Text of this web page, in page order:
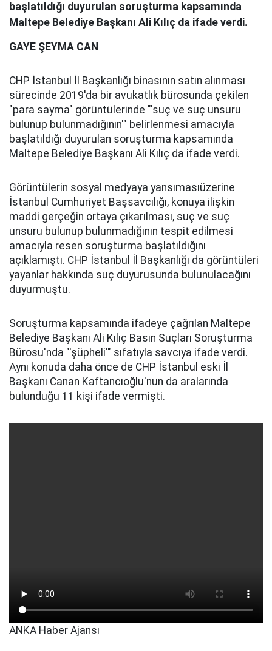
başlatıldığı duyurulan soruşturma kapsamında
Maltepe Belediye Başkanı Ali Kılıç da ifade verdi.
GAYE ŞEYMA CAN
CHP İstanbul İl Başkanlığı binasının satın alınması
sürecinde 2019'da bir avukatlık bürosunda çekilen
"para sayma" görüntülerinde "'suç ve suç unsuru
bulunup bulunmadığının'" belirlenmesi amacıyla
başlatıldığı duyurulan soruşturma kapsamında
Maltepe Belediye Başkanı Ali Kılıç da ifade verdi.
Görüntülerin sosyal medyaya yansımasıüzerine
İstanbul Cumhuriyet Başsavcılığı, konuya ilişkin
maddi gerçeğin ortaya çıkarılması, suç ve suç
unsuru bulunup bulunmadığının tespit edilmesi
amacıyla resen soruşturma başlatıldığını
açıklamıştı. CHP İstanbul İl Başkanlığı da görüntüleri
yayanlar hakkında suç duyurusunda bulunulacağını
duyurmuştu.
Soruşturma kapsamında ifadeye çağrılan Maltepe
Belediye Başkanı Ali Kılıç Basın Suçları Soruşturma
Bürosu'nda "'şüpheli'" sıfatıyla savcıya ifade verdi.
Aynı konuda daha önce de CHP İstanbul eski İl
Başkanı Canan Kaftancıoğlu'nun da aralarında
bulunduğu 11 kişi ifade vermişti.
ANKA Haber Ajansı